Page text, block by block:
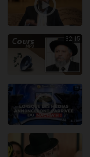
32:15